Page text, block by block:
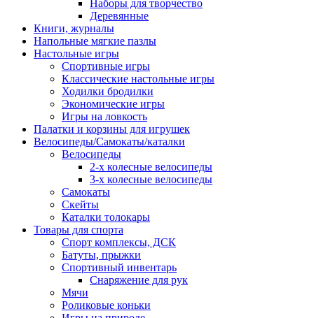
Наборы для творчество
Деревянные
Книги, журналы
Напольные мягкие пазлы
Настольные игры
Спортивные игры
Классические настольные игры
Ходилки бродилки
Экономические игры
Игры на ловкость
Палатки и корзины для игрушек
Велосипеды/Самокаты/каталки
Велосипеды
2-х колесные велосипеды
3-х колесные велосипеды
Самокаты
Скейты
Каталки толокары
Товары для спорта
Спорт комплексы, ДСК
Батуты, прыжки
Спортивный инвентарь
Снаряжение для рук
Мячи
Роликовые коньки